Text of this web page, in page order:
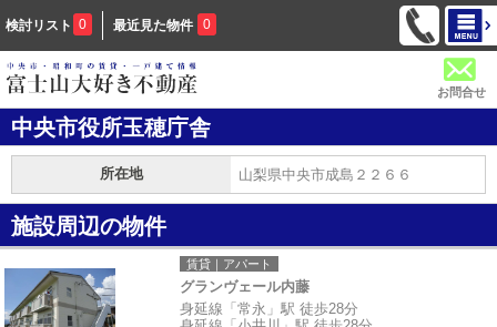
検討リスト 0 最近見た物件 0
お問合せ
中央市役所玉穂庁舎
所在地 山梨県中央市成島２２６６
施設周辺の物件
賃貸｜アパート
グランヴェール内藤
身延線「常永」駅 徒歩28分